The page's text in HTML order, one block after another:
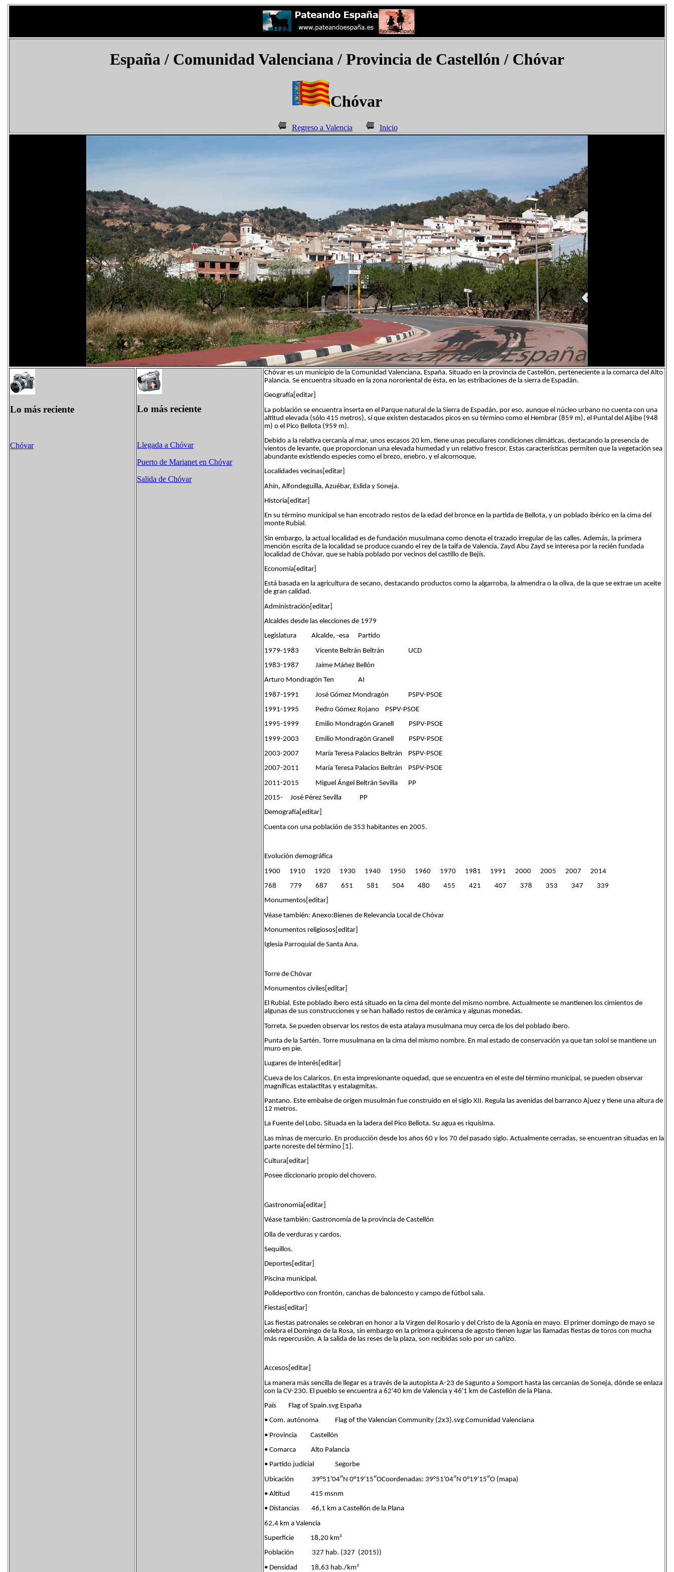
España/ Comunidad Valenciana / Provincia de Castellón / Chóvar
Chóvar
Regreso a Valencia Inicio
Lo más reciente
Chóvar
Lo más reciente
Llegada a Chóvar
Puerto de Marianet en Chóvar
Salida de Chóvar
Chóvar es un municipio de la Comunidad Valenciana, España. Situado en la provincia de Castellón, perteneciente a la comarca del Alto
Palancia. Se encuentra situado en la zona nororiental de ésta, en las estribaciones de la sierra de Espadán.
Geografía[editar]
La población se encuentra inserta en el Parque natural de la Sierra de Espadán, por eso, aunque el núcleo urbano no cuenta con una
altitud elevada (sólo 415 metros), sí que existen destacados picos en su término como el Hembrar (859 m), el Puntal del Aljibe (948
m) o el Pico Bellota (959 m).
Debido a la relativa cercanía al mar, unos escasos 20 km, tiene unas peculiares condiciones climáticas, destacando la presencia de
vientos de levante, que proporcionan una elevada humedad y un relativo frescor. Estas características permiten que la vegetación sea
abundante existiendo especies como el brezo, enebro, y el alcornoque.
Localidades vecinas[editar]
Ahín, Alfondeguilla, Azuébar, Eslida y Soneja.
Historia[editar]
En su término municipal se han encotrado restos de la edad del bronce en la partida de Bellota, y un poblado ibérico en la cima del
monte Rubial.
Sin embargo, la actual localidad es de fundación musulmana como denota el trazado irregular de las calles. Además, la primera
mención escrita de la localidad se produce cuando el rey de la taifa de Valencia, Zayd Abu Zayd se interesa por la recién fundada
localidad de Chóvar, que se había poblado por vecinos del castillo de Bejís.
Economía[editar]
Está basada en la agricultura de secano, destacando productos como la algarroba, la almendra o la oliva, de la que se extrae un aceite
de gran calidad.
Administración[editar]
Alcaldes desde las elecciones de 1979
Legislatura Alcalde, -esa Partido
1979-1983 Vicente Beltrán Beltrán UCD
1983-1987 Jaime Máñez Bellón
Arturo Mondragón Ten AI
1987-1991 José Gómez Mondragón PSPV-PSOE
1991-1995 Pedro Gómez Rojano PSPV-PSOE
1995-1999 Emilio Mondragón Granell PSPV-PSOE
1999-2003 Emilio Mondragón Granell PSPV-PSOE
2003-2007 María Teresa Palacios Beltrán PSPV-PSOE
2007-2011 María Teresa Palacios Beltrán PSPV-PSOE
2011-2015 Miguel Ángel Beltrán Sevilla PP
2015- José Pérez Sevilla PP
Demografía[editar]
Cuenta con una población de 353 habitantes en 2005.
Evolución demográfica
1900 1910 1920 1930 1940 1950 1960 1970 1981 1991 2000 2005 2007 2014
768 779 687 651 581 504 480 455 421 407 378 353 347 339
Monumentos[editar]
Véase también: Anexo:Bienes de Relevancia Local de Chóvar
Monumentos religiosos[editar]
Iglesia Parroquial de Santa Ana.
Torre de Chóvar
Monumentos civiles[editar]
El Rubial. Este poblado íbero está situado en la cima del monte del mismo nombre. Actualmente se mantienen los cimientos de
algunas de sus construcciones y se han hallado restos de cerámica y algunas monedas.
Torreta. Se pueden observar los restos de esta atalaya musulmana muy cerca de los del poblado íbero.
Punta de la Sartén. Torre musulmana en la cima del mismo nombre. En mal estado de conservación ya que tan solol se mantiene un
muro en pie.
Lugares de interés[editar]
Cueva de los Calaricos. En esta impresionante oquedad, que se encuentra en el este del término municipal, se pueden observar
magníficas estalactitas y estalagmitas.
Pantano. Este embalse de origen musulmán fue construido en el siglo XII. Regula las avenidas del barranco Ajuez y tiene una altura de
12 metros.
La Fuente del Lobo. Situada en la ladera del Pico Bellota. Su agua es riquísima.
Las minas de mercurio. En producción desde los años 60 y los 70 del pasado siglo. Actualmente cerradas, se encuentran situadas en la
parte noreste del término [1].
Cultura[editar]
Posee diccionario propio del chovero.
Gastronomía[editar]
Véase también: Gastronomía de la provincia de Castellón
Olla de verduras y cardos.
Sequillos.
Deportes[editar]
Piscina municipal.
Polideportivo con frontón, canchas de baloncesto y campo de fútbol sala.
Fiestas[editar]
Las fiestas patronales se celebran en honor a la Virgen del Rosario y del Cristo de la Agonía en mayo. El primer domingo de mayo se
celebra el Domingo de la Rosa, sin embargo en la primera quincena de agosto tienen lugar las llamadas fiestas de toros con mucha
más repercusión. A la salida de las reses de la plaza, son recibidas solo por un cañizo.
Accesos[editar]
La manera más sencilla de llegar es a través de la autopista A-23 de Sagunto a Somport hasta las cercanías de Soneja, dónde se enlaza
con la CV-230. El pueblo se encuentra a 62'40 km de Valencia y 46'1 km de Castellón de la Plana.
País Flag of Spain.svg España
• Com. autónoma Flag of the Valencian Community (2x3).svg Comunidad Valenciana
• Provincia Castellón
• Comarca Alto Palancia
• Partido judicial Segorbe
Ubicación 39°51′04″N 0°19′15″OCoordenadas: 39°51′04″N 0°19′15″O (mapa)
• Altitud 415 msnm
• Distancias 46,1 km a Castellón de la Plana
62,4 km a Valencia
Superficie 18,20 km²
Población 327 hab. (327 (2015))
• Densidad 18,63 hab./km²